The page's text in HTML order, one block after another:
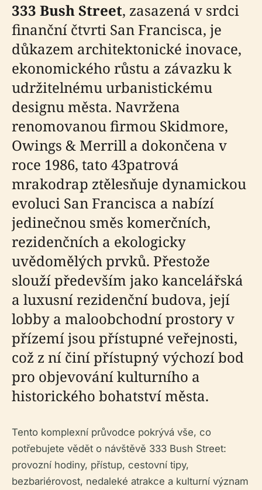
333 Bush Street, zasazená v srdci
finanční čtvrti San Francisca, je
důkazem architektonické inovace,
ekonomického růstu a závazku k
udržitelnému urbanistickému
designu města. Navržena
renomovanou firmou Skidmore,
Owings & Merrill a dokončena v
roce 1986, tato 43patrová
mrakodrap ztělesňuje dynamickou
evoluci San Francisca a nabízí
jedinečnou směs komerčních,
rezidenčních a ekologicky
uvědomělých prvků. Přestože
slouží především jako kancelářská
a luxusní rezidenční budova, její
lobby a maloobchodní prostory v
přízemí jsou přístupné veřejnosti,
což z ní činí přístupný výchozí bod
pro objevování kulturního a
historického bohatství města.
Tento komplexní průvodce pokrývá vše, co
potřebujete vědět o návštěvě 333 Bush Street:
provozní hodiny, přístup, cestovní tipy,
bezbariérovost, nedaleké atrakce a kulturní význam